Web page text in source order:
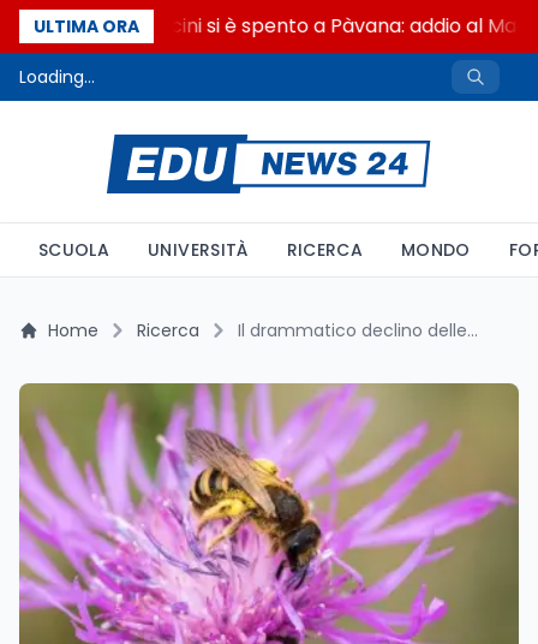
ULTIMA ORA
Francesco Guccini si è spento a Pàvana: addio al
Loading...
SCUOLA UNIVERSITÀ RICERCA MONDO
Home Ricerca Il drammatico declino delle api selvatiche in Europa: aggiornata la Lista Rossa IUCN